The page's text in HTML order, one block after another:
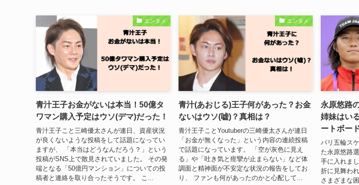
エンタメ
青汁王子お金がないは本当！50億タ
ワマン購入予定はウソ(デマ)だった！
青汁王子こと三崎優太さんが連日、資産状況
が良くないような投稿をして話題になってい
ますが、 「本当はどうなんだろう？」という
投稿がSNS上で散見されていました。 その発
端となる「50億円マンション」についての投
稿者と連絡を取り合ったそうです。 こ...
エンタメ
青汁(あおじる)王子何があった？お金
ないはウソ(嘘)？真相は？
青汁王子ことYoutuberの三崎優太さんが連日
「お金が無くなった」という内容の連続投稿
で話題になっています。 「空が灰色に見え
る」や「吐き気と痙攣が止まらない」など体
調面と精神面が不安定な状況の報告をしてお
り、 ファンも何があったのかと心配して...
永原悠路
姉妹はい
ートボード
パリ五輪ス
た永原悠路
手に入れま
折に見舞わ
さまざまな